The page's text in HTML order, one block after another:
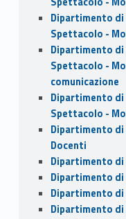
Dipartimento di
Spettacolo -
Dipartimento di
Spettacolo -
comunicazione
Dipartimento di
Spettacolo -
Dipartimento di
Docenti
Dipartimento di
Dipartimento di
Dipartimento di
Dipartimento di